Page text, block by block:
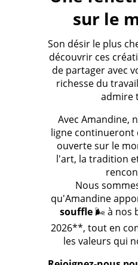
sur le
Son désir le plus
découvrir ces
de partager avec
richesse du
admire
Avec Amandine,
ligne continueront
ouverte sur le
l'art, la tradition
Nous
qu'Amandine
souffle🌬️ à nos
2026**, tout en
les valeurs qui